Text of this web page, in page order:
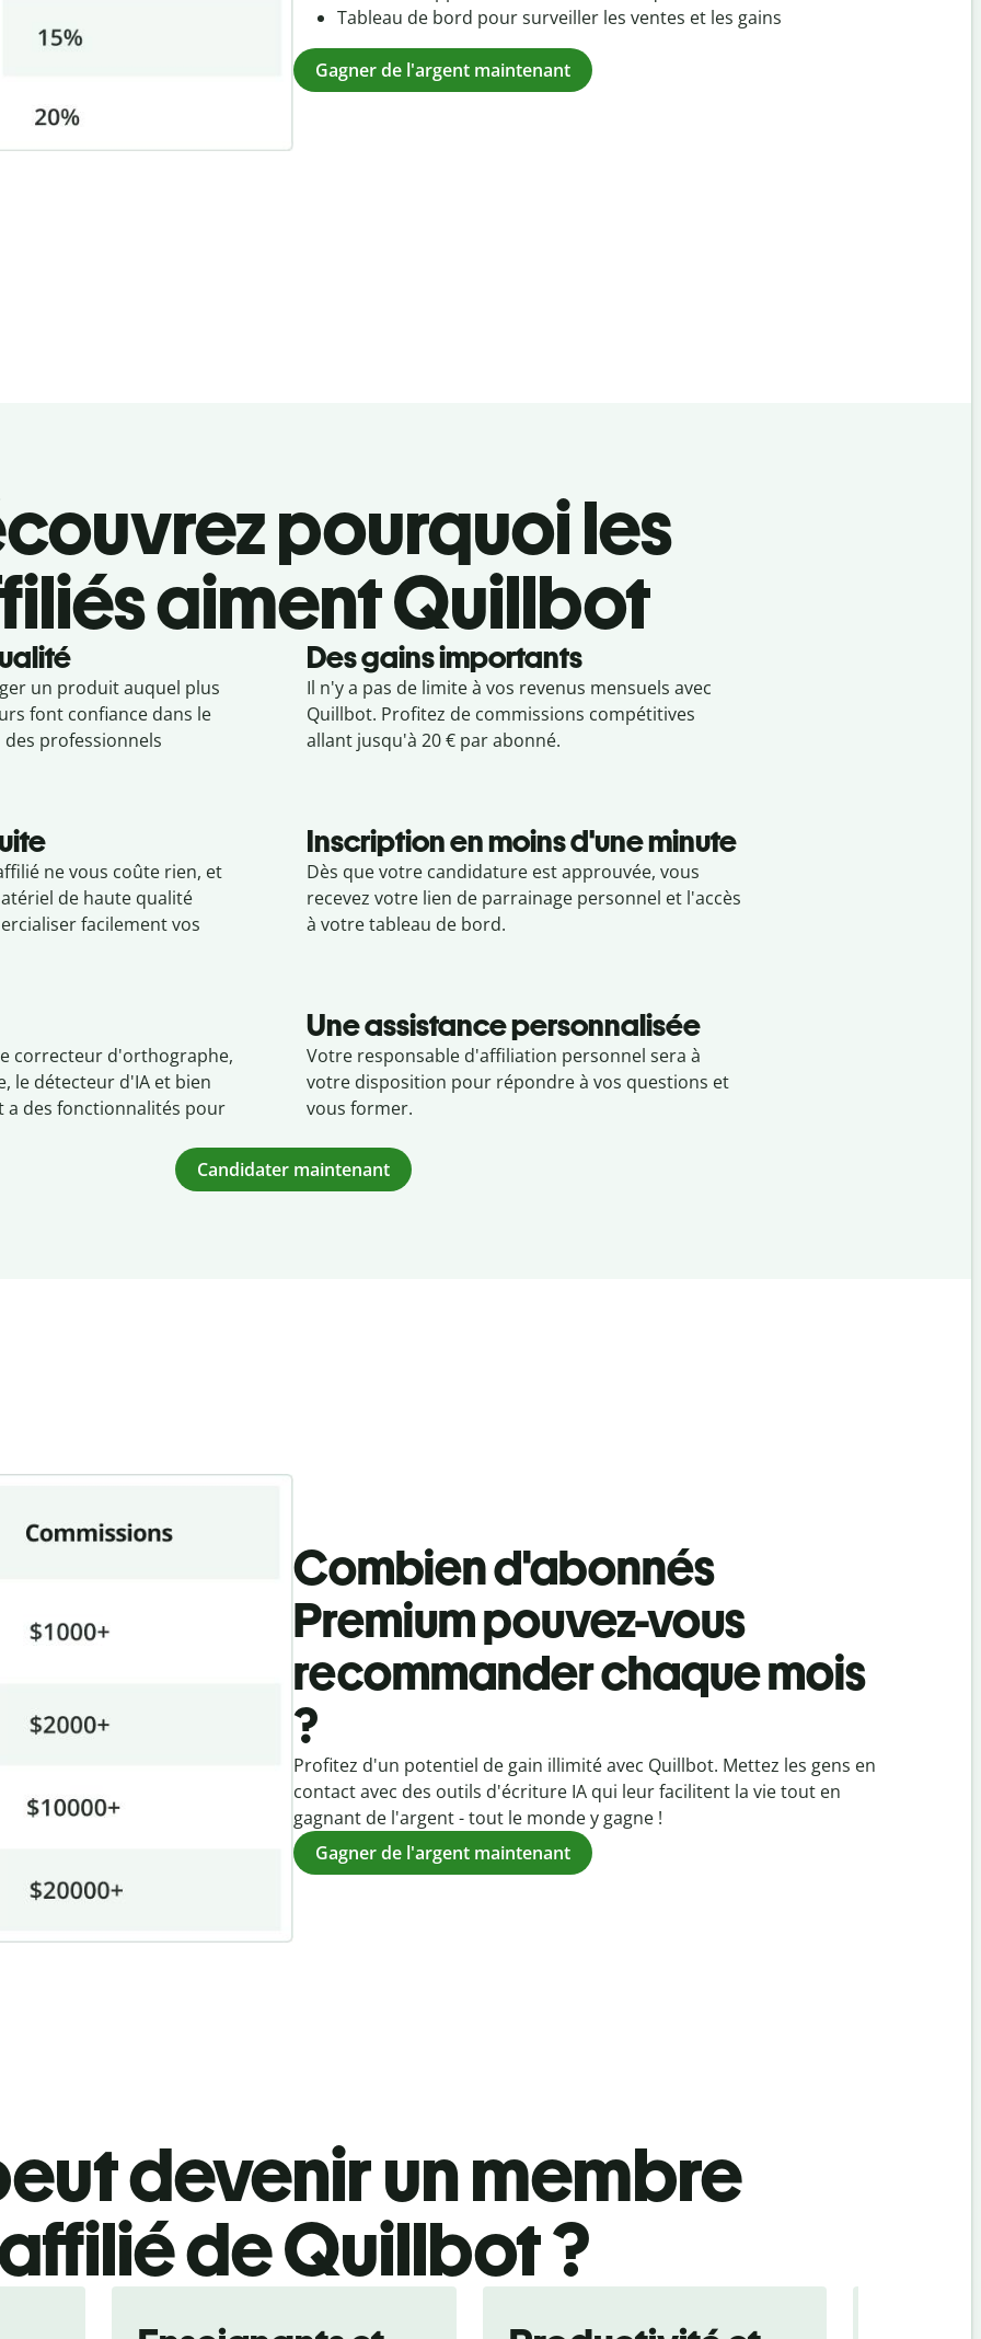
Tableau de bord pour surveiller les ventes et les gains
Gagner de l'argent maintenant
pourquoi les
aiment Quillbot
un produit auquel plus
font confiance dans le
professionnels
Des gains importants
Il n'y a pas de limite à vos revenus mensuels avec
Quillbot. Profitez de commissions compétitives
allant jusqu'à 20 € par abonné.
ne vous coûte rien, et
de haute qualité
facilement vos
Inscription en moins d'une minute
Dès que votre candidature est approuvée, vous
recevez votre lien de parrainage personnel et l'accès
à votre tableau de bord.
correcteur d'orthographe,
le détecteur d'IA et bien
a des fonctionnalités pour
Une assistance personnalisée
Votre responsable d'affiliation personnel sera à
votre disposition pour répondre à vos questions et
vous former.
Candidater maintenant
Combien d'abonnés
Premium pouvez-vous
recommander chaque mois
?
Profitez d'un potentiel de gain illimité avec Quillbot. Mettez les gens en
contact avec des outils d'écriture IA qui leur facilitent la vie tout en
gagnant de l'argent - tout le monde y gagne !
Gagner de l'argent maintenant
devenir un membre
de Quillbot ?